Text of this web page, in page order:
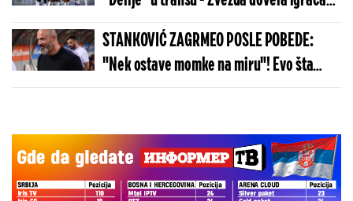
Real Madrida!
STANKOVIĆ ZAGRMEO POSLE POBEDE:
"Nek ostave momke na miru"! Evo šta
kaže o isključenju golmana!